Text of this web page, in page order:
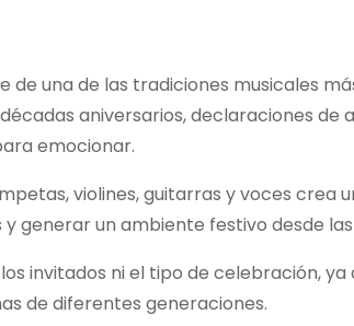
de una de las tradiciones musicales
aniversarios, declaraciones de
emocionar.
violines, guitarras y voces crea
generar un ambiente festivo desde
invitados ni el tipo de celebración,
de diferentes generaciones.